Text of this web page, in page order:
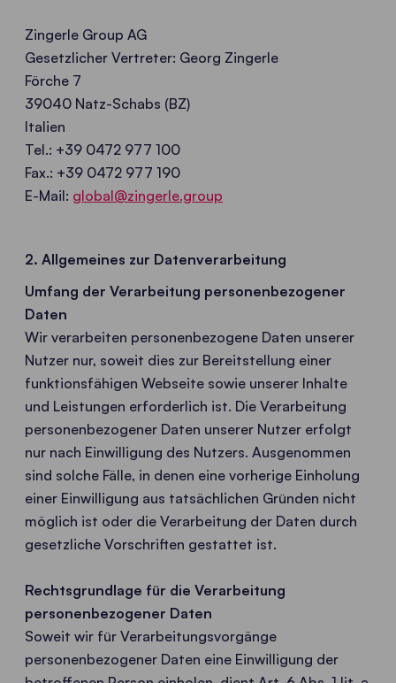
Zingerle Group AG
Gesetzlicher Vertreter: Georg Zingerle
Förche 7
39040 Natz-Schabs (BZ)
Italien
Tel.: +39 0472 977 100
Fax.: +39 0472 977 190
E-Mail: global@zingerle.group
2. Allgemeines zur Datenverarbeitung
Umfang der Verarbeitung personenbezogener
Daten
Wir verarbeiten personenbezogene Daten unserer
Nutzer nur, soweit dies zur Bereitstellung einer
funktionsfähigen Webseite sowie unserer Inhalte
und Leistungen erforderlich ist. Die Verarbeitung
personenbezogener Daten unserer Nutzer erfolgt
nur nach Einwilligung des Nutzers. Ausgenommen
sind solche Fälle, in denen eine vorherige Einholung
einer Einwilligung aus tatsächlichen Gründen nicht
möglich ist oder die Verarbeitung der Daten durch
gesetzliche Vorschriften gestattet ist.
Rechtsgrundlage für die Verarbeitung
personenbezogener Daten
Soweit wir für Verarbeitungsvorgänge
personenbezogener Daten eine Einwilligung der